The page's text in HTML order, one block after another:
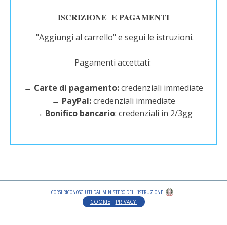
ISCRIZIONE E PAGAMENTI
"Aggiungi al carrello" e segui le istruzioni.
Pagamenti accettati:
→ Carte di pagamento:credenziali immediate
→ PayPal:credenziali immediate
→ Bonifico bancario: credenziali in 2/3gg
CORSI RICONOSCIUTI DAL MINISTERO DELL'ISTRUZIONE
COOKIE PRIVACY